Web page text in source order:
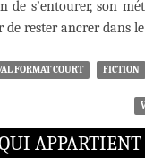
de s’entourer, son
de rester ancrer dans
FORMAT COURT FICTION
APPARTIENT